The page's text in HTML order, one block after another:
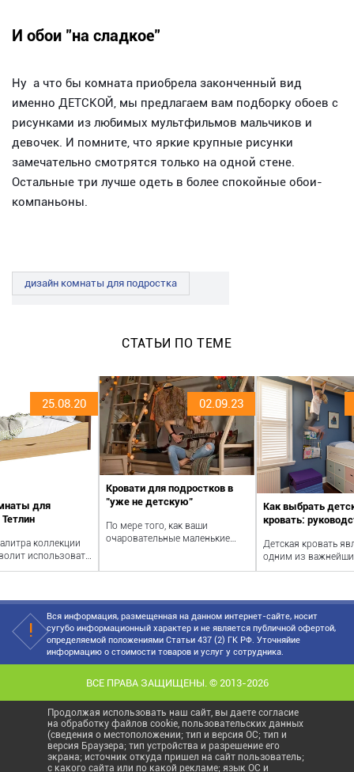
И обои "на сладкое"
Ну а что бы комната приобрела законченный вид
именно ДЕТСКОЙ, мы предлагаем вам подборку обоев с
рисунками из любимых мультфильмов мальчиков и
девочек. И помните, что яркие крупные рисунки
замечательно смотрятся только на одной стене.
Остальные три лучше одеть в более спокойные обои-
компаньоны.
дизайн комнаты для подростка
СТАТЬИ ПО ТЕМЕ
25.08.20
для
коллекции
использовать
в комнате
02.09.23
Кровати для подростков в
"уже не детскую"
По мере того, как ваши
очаровательные маленькие
Как выбрать
кровать:
Детская кровать
одним из
элементов
Вся информация, размещенная на данном интернет-сайте, носит
сугубо информационный характер и не является публичной офертой,
определяемой положениями Статьи 437 (2) ГК РФ. Уточняйие
информацию о стоимости товаров и услуг у сотрудника.
ВСЕ ПРАВА ЗАЩИЩЕНЫ. © 2013-2026
Продолжая использовать наш сайт, вы даете согласие
на обработку файлов cookie, пользовательских данных
(сведения о местоположении; тип и версия ОС; тип и
версия Браузера; тип устройства и разрешение его
экрана; источник откуда пришел на сайт пользователь;
с какого сайта или по какой рекламе; язык ОС и